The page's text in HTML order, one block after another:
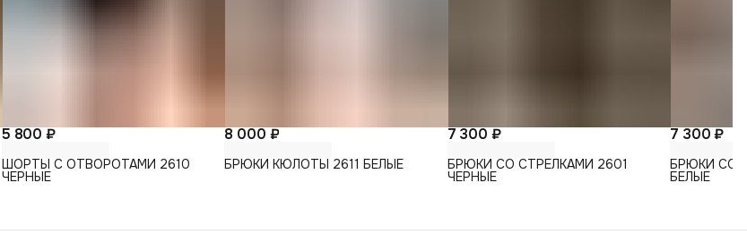
5 800 ₽
ШОРТЫ С ОТВОРОТАМИ 2610
ЧЕРНЫЕ
8 000 ₽
БРЮКИ КЮЛОТЫ 2611 БЕЛЫЕ
7 300 ₽
БРЮКИ СО СТРЕЛКАМИ 2601
ЧЕРНЫЕ
7 300 ₽
БРЮКИ СО
БЕЛЫЕ